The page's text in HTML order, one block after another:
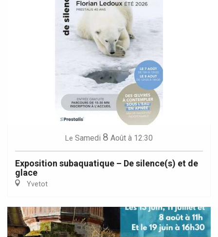
Le Samedi 8 Août à 12:30
Exposition subaquatique – De silence(s) et de
glace
Yvetot